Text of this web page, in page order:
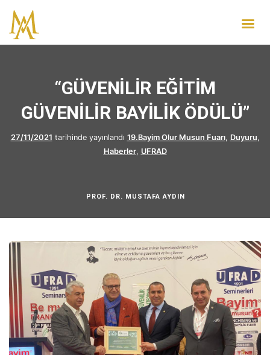
“GÜVENİLİR EĞİTİM
GÜVENİLİR BAYİLİK ÖDÜLÜ”
27/11/2021 tarihinde yayınlandı 19.Bayim Olur Musun Fuarı, Duyuru,
Haberler, UFRAD
PROF. DR. MUSTAFA AYDIN